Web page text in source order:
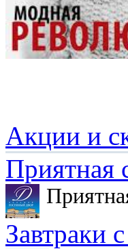
Акции и
Приятная
Завтраки